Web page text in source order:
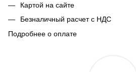
Картой на сайте
Безналичный расчет с НДС
Подробнее о оплате